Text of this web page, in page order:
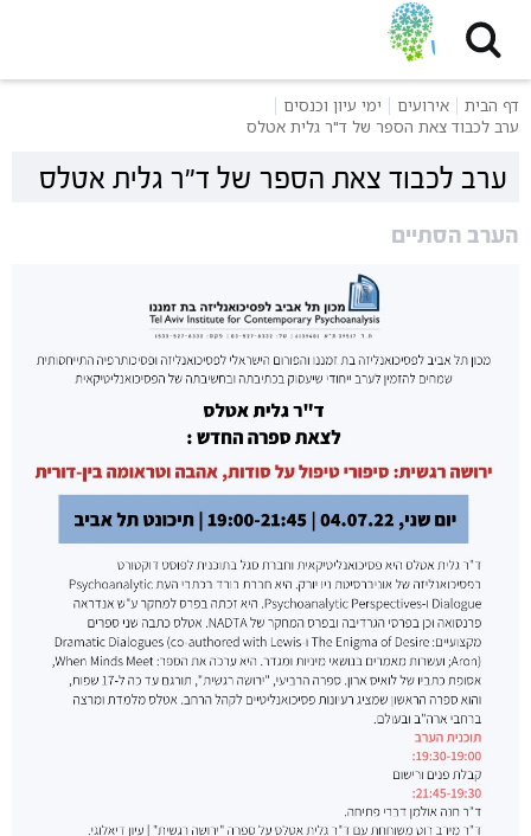
דף הבית אירועים
ימי עיון וכנסים
ערב לכבוד צאת הספר של ד"ר גלית אטלס
ערב לכבוד צאת הספר של ד"ר גלית אטלס
הערב הסתיים